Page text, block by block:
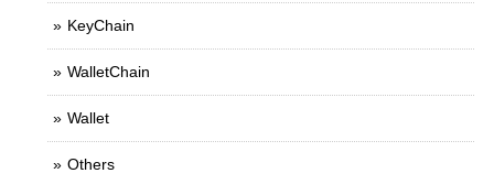
KeyChain
WalletChain
Wallet
Others